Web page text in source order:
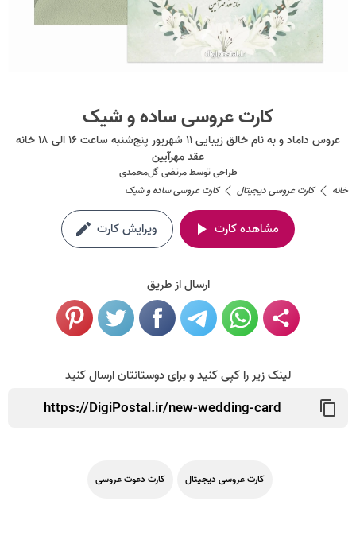
کارت عروسی ساده و شیک
عروس داماد و به نام خالق زیبایی ۱۱ شهریور پنج‌شنبه ساعت ۱۶ الی ۱۸ خانه
عقد مهرآيين
طراحی توسطمرتضی گل‌محمدی
خانه
کارت عروسی دیجیتال کارت عروسی ساده و شیک
مشاهده کارت ویرایش کارت
ارسال از طریق
لینک زیر را کپی کنید و برای دوستانتان ارسال کنید
کارت عروسی دیجیتال کارت دعوت عروسی